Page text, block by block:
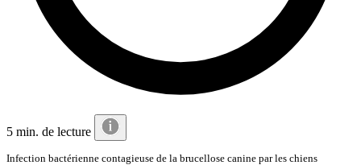
5 min. de lecture
Infection bactérienne contagieuse de la brucellose canine par les chiens